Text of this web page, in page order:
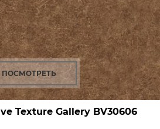
ПОСМОТРЕТЬ
Texture GalleryBV30606